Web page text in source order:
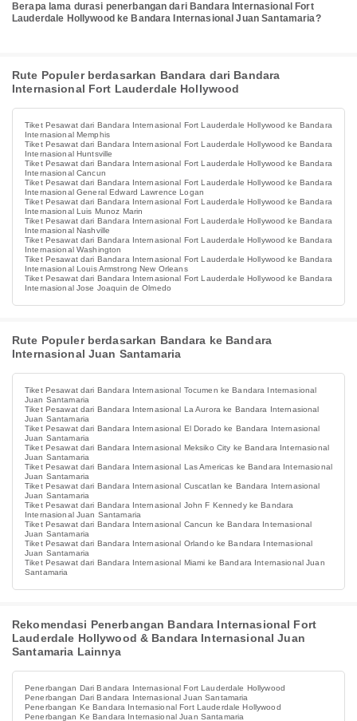
Berapa lama durasi penerbangan dari Bandara Internasional Fort
Lauderdale Hollywood ke Bandara Internasional Juan Santamaria?
Rute Populer berdasarkan Bandara dari Bandara
Internasional Fort Lauderdale Hollywood
Tiket Pesawat dari Bandara Internasional Fort Lauderdale Hollywood ke Bandara
Internasional Memphis
Tiket Pesawat dari Bandara Internasional Fort Lauderdale Hollywood ke Bandara
Internasional Huntsville
Tiket Pesawat dari Bandara Internasional Fort Lauderdale Hollywood ke Bandara
Internasional Cancun
Tiket Pesawat dari Bandara Internasional Fort Lauderdale Hollywood ke Bandara
Internasional General Edward Lawrence Logan
Tiket Pesawat dari Bandara Internasional Fort Lauderdale Hollywood ke Bandara
Internasional Luis Munoz Marin
Tiket Pesawat dari Bandara Internasional Fort Lauderdale Hollywood ke Bandara
Internasional Nashville
Tiket Pesawat dari Bandara Internasional Fort Lauderdale Hollywood ke Bandara
Internasional Washington
Tiket Pesawat dari Bandara Internasional Fort Lauderdale Hollywood ke Bandara
Internasional Louis Armstrong New Orleans
Tiket Pesawat dari Bandara Internasional Fort Lauderdale Hollywood ke Bandara
Internasional Jose Joaquin de Olmedo
Rute Populer berdasarkan Bandara ke Bandara
Internasional Juan Santamaria
Tiket Pesawat dari Bandara Internasional Tocumen ke Bandara Internasional
Juan Santamaria
Tiket Pesawat dari Bandara Internasional La Aurora ke Bandara Internasional
Juan Santamaria
Tiket Pesawat dari Bandara Internasional El Dorado ke Bandara Internasional
Juan Santamaria
Tiket Pesawat dari Bandara Internasional Meksiko City ke Bandara Internasional
Juan Santamaria
Tiket Pesawat dari Bandara Internasional Las Americas ke Bandara Internasional
Juan Santamaria
Tiket Pesawat dari Bandara Internasional Cuscatlan ke Bandara Internasional
Juan Santamaria
Tiket Pesawat dari Bandara Internasional John F Kennedy ke Bandara
Internasional Juan Santamaria
Tiket Pesawat dari Bandara Internasional Cancun ke Bandara Internasional
Juan Santamaria
Tiket Pesawat dari Bandara Internasional Orlando ke Bandara Internasional
Juan Santamaria
Tiket Pesawat dari Bandara Internasional Miami ke Bandara Internasional Juan
Santamaria
Rekomendasi Penerbangan Bandara Internasional Fort
Lauderdale Hollywood & Bandara Internasional Juan
Santamaria Lainnya
Penerbangan Dari Bandara Internasional Fort Lauderdale Hollywood
Penerbangan Dari Bandara Internasional Juan Santamaria
Penerbangan Ke Bandara Internasional Fort Lauderdale Hollywood
Penerbangan Ke Bandara Internasional Juan Santamaria